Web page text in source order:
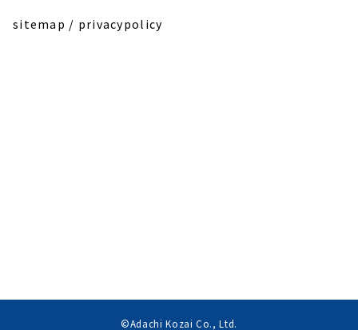
sitemap / privacypolicy
©Adachi Kozai Co., Ltd.